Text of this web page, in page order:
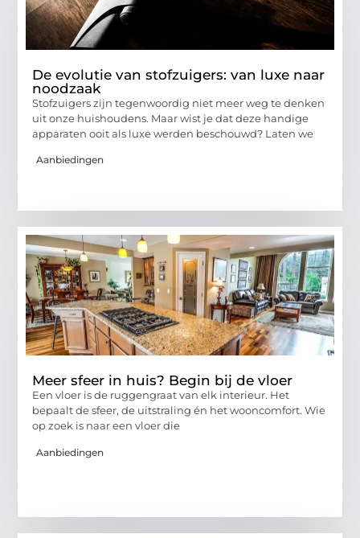
De evolutie van stofzuigers: van luxe naar
noodzaak
Stofzuigers zijn tegenwoordig niet meer weg te denken
uit onze huishoudens. Maar wist je dat deze handige
apparaten ooit als luxe werden beschouwd? Laten we
Aanbiedingen
Meer sfeer in huis? Begin bij de vloer
Een vloer is de ruggengraat van elk interieur. Het
bepaalt de sfeer, de uitstraling én het wooncomfort. Wie
op zoek is naar een vloer die
Aanbiedingen